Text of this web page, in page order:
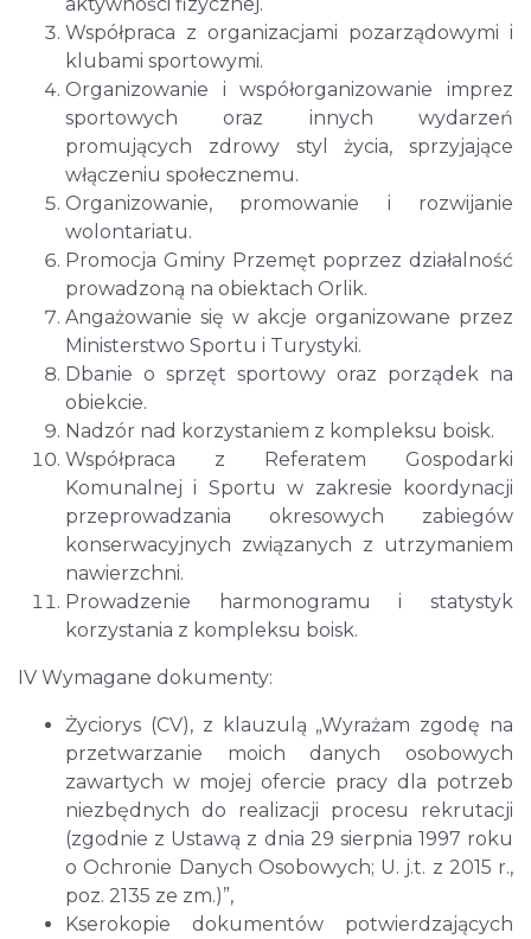
Współpraca z organizacjami pozarządowymi i
klubami sportowymi.
Organizowanie i współorganizowanie imprez
sportowych oraz innych wydarzeń
promujących zdrowy styl życia, sprzyjające
włączeniu społecznemu.
Organizowanie, promowanie i rozwijanie
wolontariatu.
Promocja Gminy Przemęt poprzez działalność
prowadzoną na obiektach Orlik.
Angażowanie się w akcje organizowane przez
Ministerstwo Sportu i Turystyki.
Dbanie o sprzęt sportowy oraz porządek na
obiekcie.
Nadzór nad korzystaniem z kompleksu boisk.
Współpraca z Referatem Gospodarki
Komunalnej i Sportu w zakresie koordynacji
przeprowadzania okresowych zabiegów
konserwacyjnych związanych z utrzymaniem
nawierzchni.
Prowadzenie harmonogramu i statystyk
korzystania z kompleksu boisk.
IV Wymagane dokumenty:
Życiorys (CV), z klauzulą „Wyrażam zgodę na
przetwarzanie moich danych osobowych
zawartych w mojej ofercie pracy dla potrzeb
niezbędnych do realizacji procesu rekrutacji
(zgodnie z Ustawą z dnia 29 sierpnia 1997 roku
o Ochronie Danych Osobowych; U. j.t. z 2015 r.,
poz. 2135 ze zm.)”,
Kserokopie dokumentów potwierdzających